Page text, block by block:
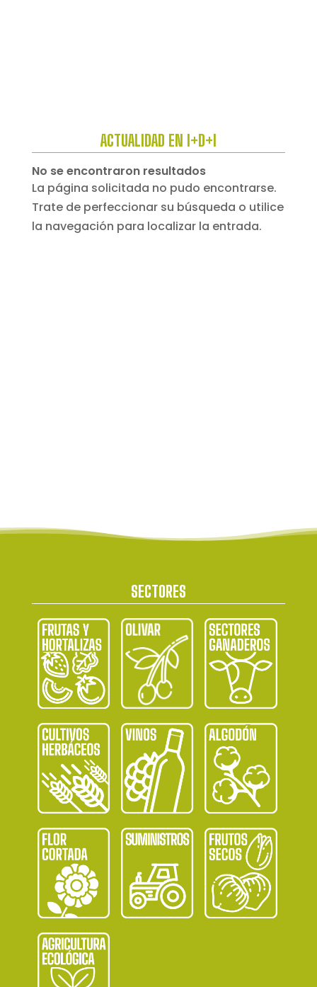
ACTUALIDAD EN I+D+I
No se encontraron resultados
La página solicitada no pudo encontrarse.
Trate de perfeccionar su búsqueda o utilice
la navegación para localizar la entrada.
SECTORES